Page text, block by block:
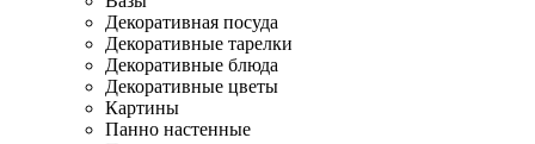
Декоративная посуда
Декоративные тарелки
Декоративные блюда
Декоративные цветы
Картины
Панно настенные